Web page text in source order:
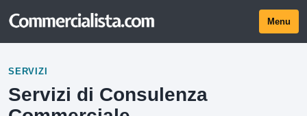
Menu
SERVIZI
Servizi di Consulenza